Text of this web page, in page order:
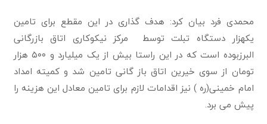
محمدی فرد بیان کرد: هدف گذاری در این مقطع برای تامین
یکهزار دستگاه تبلت توسط مرکز نیکوکاری اتاق بازرگانی
البرزبوده است که در این راستا بیش از یک میلیارد و ۵۰۰ هزار
تومان از سوی خیرین اتاق باز گانی تامین شد و کمیته امداد
امام خمینی(ره ) نیز اقدامات لازم برای تامین معادل این هزینه را
پیش می برد.